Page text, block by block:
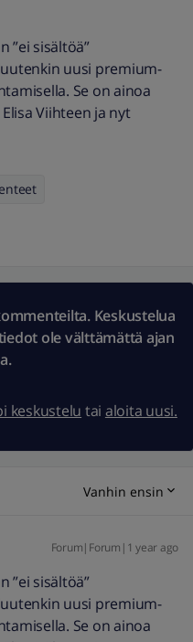
”ei sisältöä”
uusi premium-
Se on ainoa
Viihteen ja nyt
Keskustelua
ole välttämättä ajan
keskustelu tai aloita uusi.
Vanhin ensin
Forum|Forum|1 year ago
”ei sisältöä”
uusi premium-
Se on ainoa